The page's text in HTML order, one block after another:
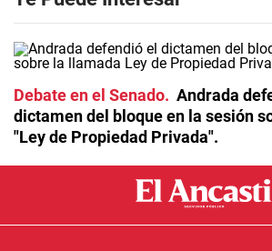
Debate en el Senado
Andrada
dictamen del bloque en la sesión
"Ley de Propiedad Privada".